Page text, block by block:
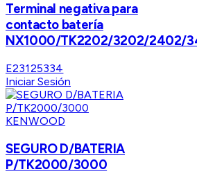
Terminal negativa para
contacto batería
NX1000/TK2202/3202/2402/
E23125334
Iniciar Sesión
KENWOOD
SEGURO D/BATERIA
P/TK2000/3000